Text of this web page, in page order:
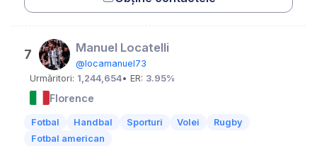
7 Manuel Locatelli
@locamanuel73
Urmăritori: 1,244,654• ER: 3.95%
Florence
Fotbal Handbal Sporturi Volei
Rugby
Fotbal american